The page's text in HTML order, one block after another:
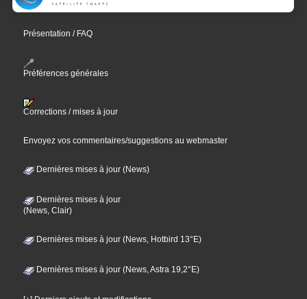
Présentation / FAQ
Préférences générales
Corrections / mises à jour
Envoyez vos commentaires/suggestions au webmaster
Dernières mises à jour (News)
Dernières mises à jour
(News, Clair)
Dernières mises à jour (News, Hotbird 13°E)
Dernières mises à jour (News, Astra 19,2°E)